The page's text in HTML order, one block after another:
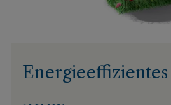
Energieeffizientes